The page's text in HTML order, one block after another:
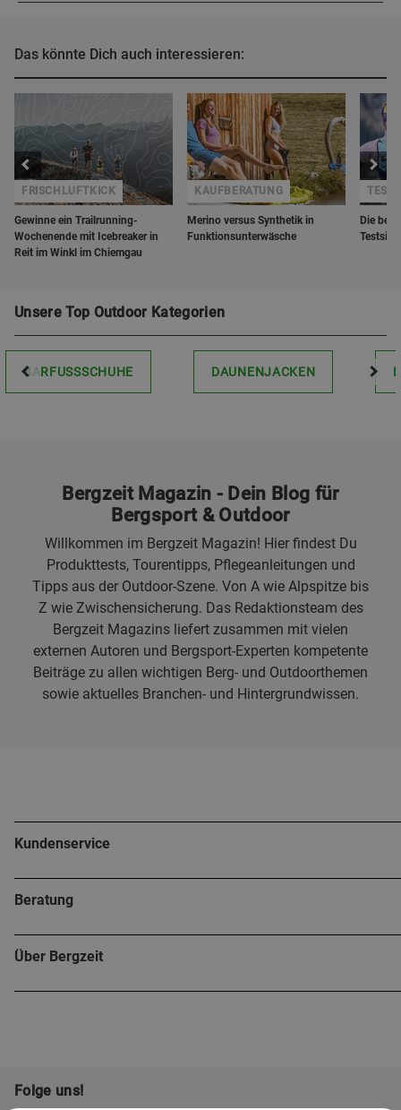
Das könnte Dich auch interessieren:
Gewinne ein Trailrunning-
Wochenende mit Icebreaker in
Reit im Winkl im Chiemgau
FRISCHLUFTKICK
Merino versus Synthetik in
Funktionsunterwäsche
KAUFBERATUNG
Die
Unsere Top Outdoor Kategorien
BARFUSSSCHUHE DAUNENJACKEN
Bergzeit Magazin - Dein Blog für
Bergsport & Outdoor
Willkommen im Bergzeit Magazin! Hier findest Du
Produkttests, Tourentipps, Pflegeanleitungen und
Tipps aus der Outdoor-Szene. Von A wie Alpspitze bis
Z wie Zwischensicherung. Das Redaktionsteam des
Bergzeit Magazins liefert zusammen mit vielen
externen Autoren und Bergsport-Experten kompetente
Beiträge zu allen wichtigen Berg- und Outdoorthemen
sowie aktuelles Branchen- und Hintergrundwissen.
Kundenservice
Beratung
Über Bergzeit
Folge uns!